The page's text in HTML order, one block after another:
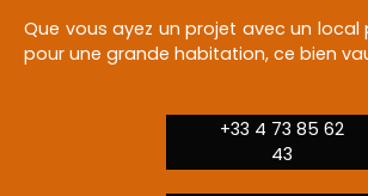
Que vous ayez un projet avec un local
pour une grande habitation, ce bien
+33 4 73 85 62
43